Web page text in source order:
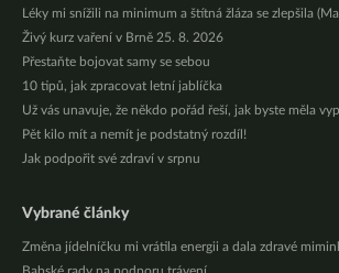
Léky mi snížili na minimum a štítná žláza se zlepšila
Živý kurz vaření v Brně 25. 8. 2026
Přestaňte bojovat samy se sebou
10 tipů, jak zpracovat letní jablíčka
Už vás unavuje, že někdo pořád řeší, jak byste měla
Pět kilo mít a nemít je podstatný rozdíl!
Jak podpořit své zdraví v srpnu
Vybrané články
Změna jídelníčku mi vrátila energii a dala zdravé